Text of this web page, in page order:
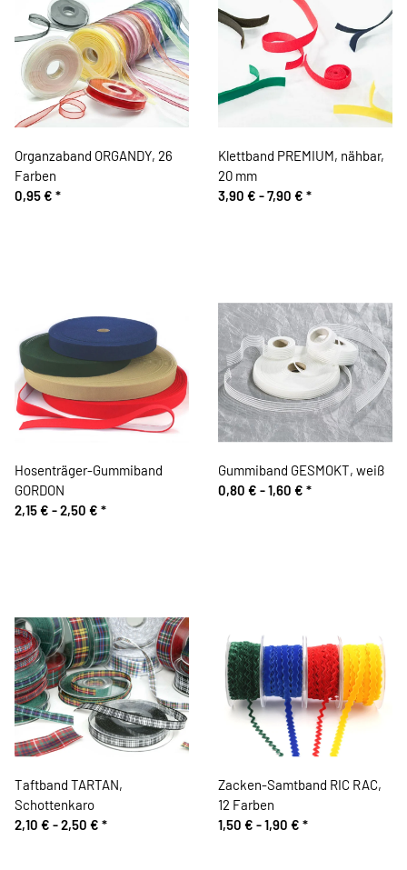
Organzaband ORGANDY, 26
Farben
0,95 € *
Klettband PREMIUM, nähbar,
20 mm
3,90 € -7,90 € *
Hosenträger-Gummiband
GORDON
2,15 € -2,50 € *
Gummiband GESMOKT, weiß
0,80 € -1,60 € *
Taftband TARTAN,
Schottenkaro
2,10 € -2,50 € *
Zacken-Samtband RIC RAC,
12 Farben
1,50 € -1,90 € *